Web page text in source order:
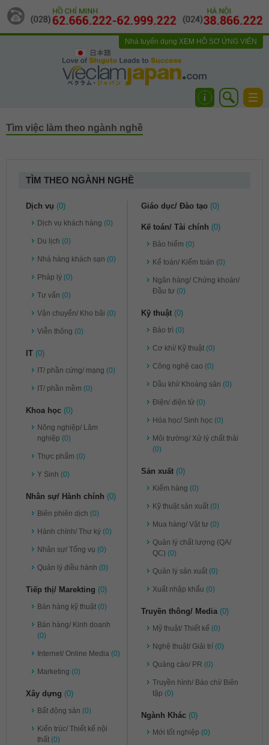
日本語
Nhà tuyển dụng XEM HỒ SƠ ỨNG VIÊN
Tìm việc làm theo ngành nghề
TÌM THEO NGÀNH NGHỀ
Dịch vụ (0)
Dịch vụ khách hàng (0)
Du lịch (0)
Nhà hàng khách sạn (0)
Pháp lý (0)
Tư vấn (0)
Vận chuyển/ Kho bãi (0)
Viễn thông (0)
IT (0)
IT/ phần cứng/ mạng (0)
IT/ phần mềm (0)
Khoa học (0)
Nông nghiệp/ Lâm
nghiệp (0)
Thực phẩm (0)
Y Sinh (0)
Nhân sự/ Hành chính (0)
Biên phiên dịch (0)
Hành chính/ Thư ký (0)
Nhân sự/ Tổng vụ (0)
Quản lý điều hành (0)
Tiếp thị/ Marekting (0)
Bán hàng kỹ thuật (0)
Bán hàng/ Kinh doanh
(0)
Internet/ Online Media (0)
Marketing (0)
Xây dựng (0)
Bất động sản (0)
Kiến trúc/ Thiết kế nội
thất (0)
Giáo dục/ Đào tạo (0)
Kế toán/ Tài chính (0)
Bảo hiểm (0)
Kế toán/ Kiểm toán (0)
Ngân hàng/ Chứng khoán/
Đầu tư (0)
Kỹ thuật (0)
Bảo trì (0)
Cơ khí/ Kỹ thuật (0)
Công nghệ cao (0)
Dầu khí/ Khoáng sản (0)
Điện/ điện tử (0)
Hóa học/ Sinh học (0)
Môi trường/ Xử lý chất thải
(0)
Sản xuất (0)
Kiểm hàng (0)
Kỹ thuật sản xuất (0)
Mua hàng/ Vật tư (0)
Quản lý chất lượng (QA/
QC) (0)
Quản lý sản xuất (0)
Xuất nhập khẩu (0)
Truyền thông/ Media (0)
Mỹ thuật/ Thiết kế (0)
Nghệ thuật/ Giải trí (0)
Quảng cáo/ PR (0)
Truyền hình/ Báo chí/ Biên
tập (0)
Ngành Khác (0)
Mới tốt nghiệp (0)